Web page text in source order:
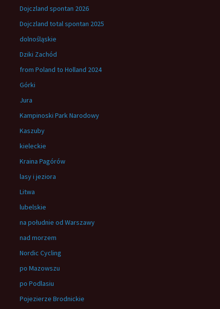
Dojczland spontan 2026
Dojczland total spontan 2025
dolnośląskie
Dziki Zachód
from Poland to Holland 2024
Górki
Jura
Kampinoski Park Narodowy
Kaszuby
kieleckie
Kraina Pagórów
lasy i jeziora
Litwa
lubelskie
na południe od Warszawy
nad morzem
Nordic Cycling
po Mazowszu
po Podlasiu
Pojezierze Brodnickie